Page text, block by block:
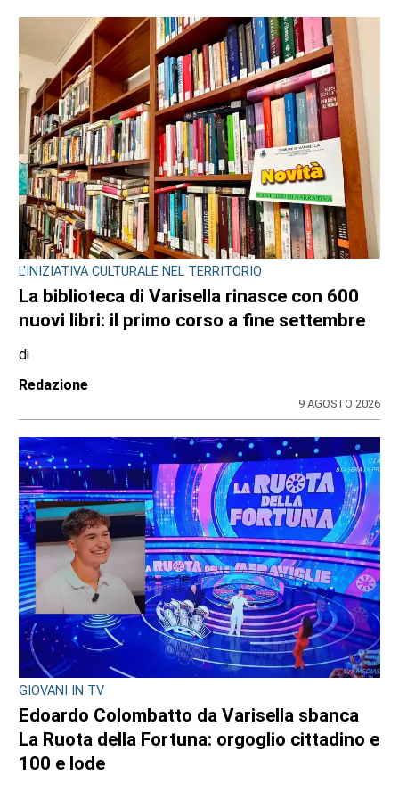
CONSIGLIO REGIONALE
Ambiente e conti pubblici al centro
dell’attività questa settimana in Consiglio
regionale
di
Redazione CRP
31 LUGLIO 2026
CONSIGLIO REGIONALE
A Palazzo Lascaris la mostra “Romano
Gazzera. Nel regno dei fiori giganti”